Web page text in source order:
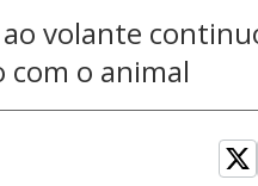
volante
com o animal